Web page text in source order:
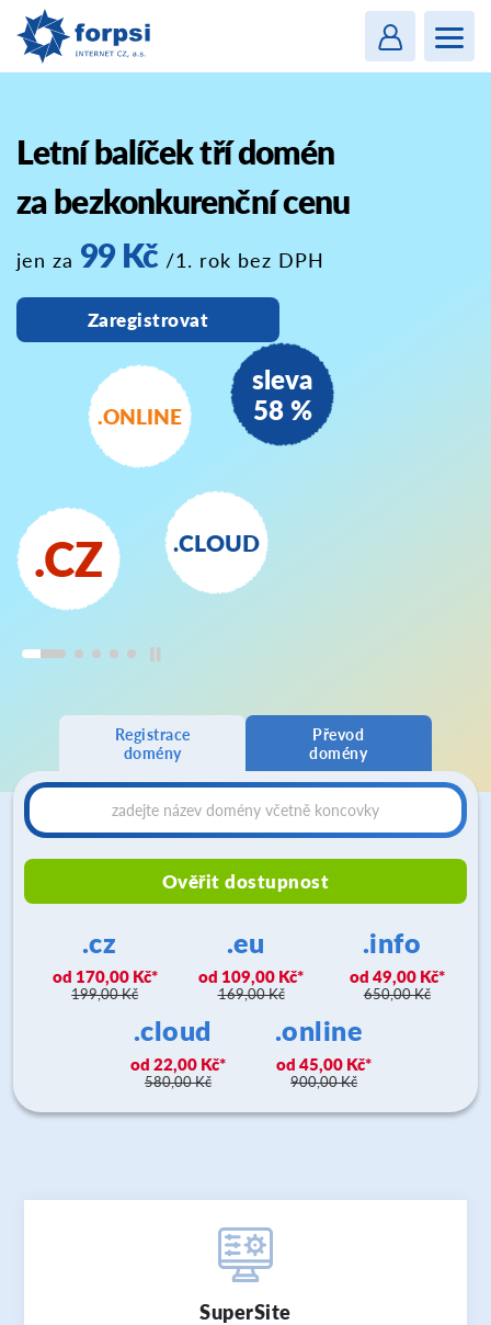
Letní balíček tří domén
za bezkonkurenční cenu
jen za 99 Kč /1. rok bez DPH
Zaregistrovat
.CZ
.ONLINE
.CLOUD
sleva
58 %
Registrace
domény
Převod
domény
Ověřit dostupnost
.cz
170,00 Kč
199,00 Kč
.eu
109,00 Kč
169,00 Kč
.info
49,00 Kč
650,00 Kč
.cloud
22,00 Kč
580,00 Kč
.online
45,00 Kč
900,00 Kč
SuperSite
MENU
Login